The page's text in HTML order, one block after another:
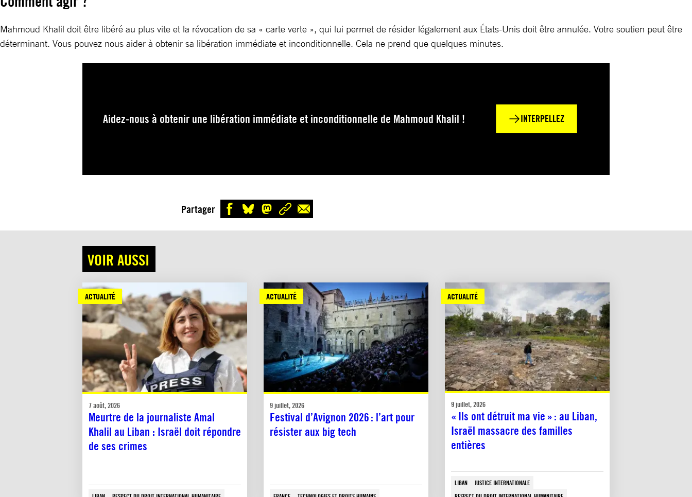
Mahmoud Khalil doit être libéré au plus vite et la révocation de sa « carte verte », qui lui permet de résider légalement aux États-Unis doit être annulée. Votre soutien peut être
déterminant. Vous pouvez nous aider à obtenir sa libération immédiate et inconditionnelle. Cela ne prend que quelques minutes.
Aidez-nous à obtenir une libération immédiate et inconditionnelle de Mahmoud Khalil ! INTERPELLEZ
Partager
VOIR AUSSI
ACTUALITÉ
7 août, 2026
Meurtre de la journaliste Amal
Khalil au Liban : Israël doit répondre
de ses crimes
ACTUALITÉ
9 juillet, 2026
Festival d’Avignon 2026 : l’art pour
résister aux big tech
ACTUALITÉ
9 juillet, 2026
« Ils ont détruit ma vie » : au Liban,
Israël massacre des familles
entières
LIBAN
JUSTICE INTERNATIONALE